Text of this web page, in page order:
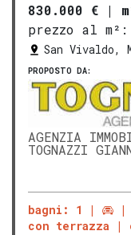
830.000 € |
prezzo al m²:
San Vivaldo,
PROPOSTO DA:
AGENZIA
TOGNAZZI
bagni: 1
con terrazza